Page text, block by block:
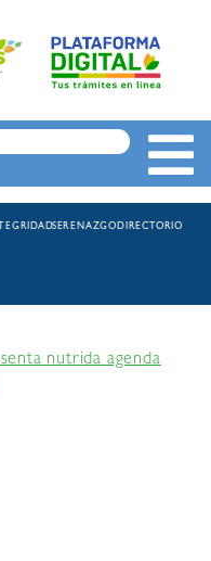
SERENAZGODIRECTORIO
nutrida agenda